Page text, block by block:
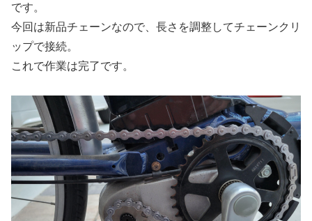
です。
今回は新品チェーンなので、長さを調整してチェーンクリ
ップで接続。
これで作業は完了です。